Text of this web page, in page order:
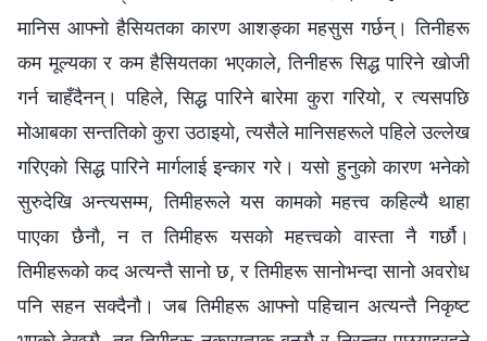
मानिस आफ्नो हैसियतका कारण आशङ्का महसुस गर्छन्। तिनीहरू
कम मूल्यका र कम हैसियतका भएकाले, तिनीहरू सिद्ध पारिने खोजी
गर्न चाहँदैनन्। पहिले, सिद्ध पारिने बारेमा कुरा गरियो, र त्यसपछि
मोआबका सन्ततिको कुरा उठाइयो, त्यसैले मानिसहरूले पहिले उल्लेख
गरिएको सिद्ध पारिने मार्गलाई इन्कार गरे। यसो हुनुको कारण भनेको
सुरुदेखि अन्त्यसम्म, तिमीहरूले यस कामको महत्त्व कहिल्यै थाहा
पाएका छैनौ, न त तिमीहरू यसको महत्त्वको वास्ता नै गर्छौ।
तिमीहरूको कद अत्यन्तै सानो छ, र तिमीहरू सानोभन्दा सानो अवरोध
पनि सहन सक्दैनौ। जब तिमीहरू आफ्नो पहिचान अत्यन्तै निकृष्ट